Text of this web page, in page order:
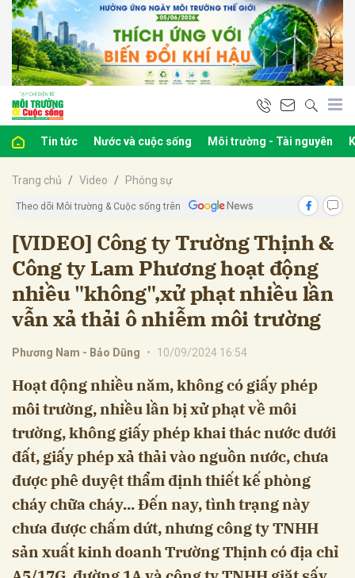
Tin tức Nước và cuộc sống Môi trường - Tài nguyên
Trang chủ Video Phóng sự
Theo dõi Môi trường & Cuộc sống trên
[VIDEO] Công ty Trường Thịnh &
Công ty Lam Phương hoạt động
nhiều "không",xử phạt nhiều lần
vẫn xả thải ô nhiễm môi trường
Phương Nam - Bảo Dũng • 10/09/2024 16:54
Hoạt động nhiều năm, không có giấy phép
môi trường, nhiều lần bị xử phạt về môi
trường, không giấy phép khai thác nước dưới
đất, giấy phép xả thải vào nguồn nước, chưa
được phê duyệt thẩm định thiết kế phòng
cháy chữa cháy... Đến nay, tình trạng này
chưa được chấm dứt, nhưng công ty TNHH
sản xuất kinh doanh Trường Thịnh có địa chỉ
luận
Hủy